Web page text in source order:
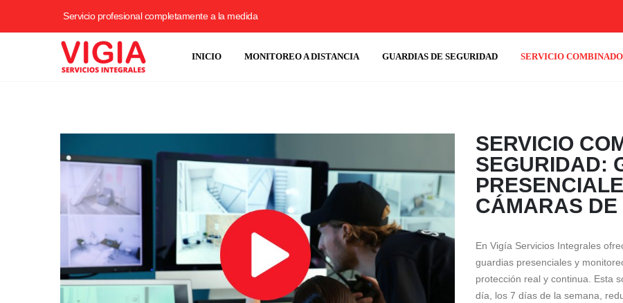
Servicio profesional completamente a la medida
INICIO MONITOREO A DISTANCIA GUARDIAS DE SEGURIDAD SERVICIO COMBINADO
SERVICIO
SEGURIDAD:
CÁMARAS
En Vigía Servicios Integrales
guardias presenciales y
protección real y continua. Esta
día, los 7 días de la semana,